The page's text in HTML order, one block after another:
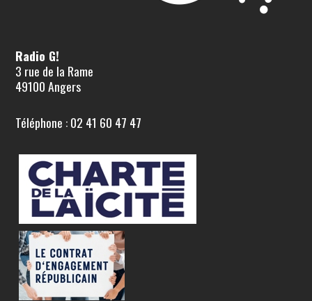
Radio G!
3 rue de la Rame
49100 Angers
Téléphone : 02 41 60 47 47